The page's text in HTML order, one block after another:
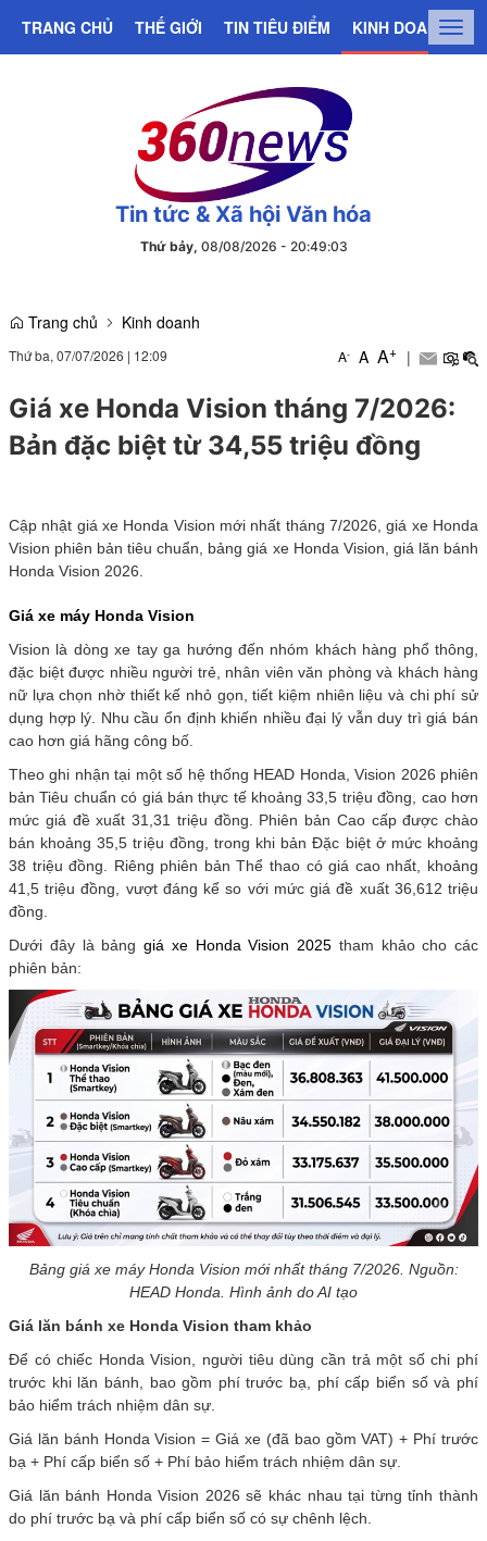
TRANG CHỦ THẾ GIỚI TIN TIÊU ĐIỂM KINH DOANH
Tin tức & Xã hội Văn hóa
Thứ bảy, 08/08/2026 - 20:49:03
Trang chủ Kinh doanh
Thứ ba, 07/07/2026 | 12:09 A- A A+ |
Giá xe Honda Vision tháng 7/2026:
Bản đặc biệt từ 34,55 triệu đồng
Cập nhật giá xe Honda Vision mới nhất tháng 7/2026, giá xe Honda
Vision phiên bản tiêu chuẩn, bảng giá xe Honda Vision, giá lăn bánh
Honda Vision 2026.
Giá xe máy Honda Vision
Vision là dòng xe tay ga hướng đến nhóm khách hàng phổ thông,
đặc biệt được nhiều người trẻ, nhân viên văn phòng và khách hàng
nữ lựa chọn nhờ thiết kế nhỏ gọn, tiết kiệm nhiên liệu và chi phí sử
dụng hợp lý. Nhu cầu ổn định khiến nhiều đại lý vẫn duy trì giá bán
cao hơn giá hãng công bố.
Theo ghi nhận tại một số hệ thống HEAD Honda, Vision 2026 phiên
bản Tiêu chuẩn có giá bán thực tế khoảng 33,5 triệu đồng, cao hơn
mức giá đề xuất 31,31 triệu đồng. Phiên bản Cao cấp được chào
bán khoảng 35,5 triệu đồng, trong khi bản Đặc biệt ở mức khoảng
38 triệu đồng. Riêng phiên bản Thể thao có giá cao nhất, khoảng
41,5 triệu đồng, vượt đáng kể so với mức giá đề xuất 36,612 triệu
đồng.
Dưới đây là bảng giá xe Honda Vision 2025 tham khảo cho các
phiên bản:
Bảng giá xe máy Honda Vision mới nhất tháng 7/2026. Nguồn:
HEAD Honda. Hình ảnh do AI tạo
Giá lăn bánh xe Honda Vision tham khảo
Để có chiếc Honda Vision, người tiêu dùng cần trả một số chi phí
trước khi lăn bánh, bao gồm phí trước bạ, phí cấp biển số và phí
bảo hiểm trách nhiệm dân sự.
Giá lăn bánh Honda Vision = Giá xe (đã bao gồm VAT) + Phí trước
bạ + Phí cấp biển số + Phí bảo hiểm trách nhiệm dân sự.
Giá lăn bánh Honda Vision 2026 sẽ khác nhau tại từng tỉnh thành
do phí trước bạ và phí cấp biển số có sự chênh lệch.